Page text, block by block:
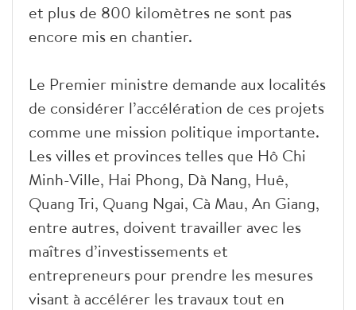
et plus de 800 kilomètres ne sont pas
encore mis en chantier.
Le Premier ministre demande aux localités
de considérer l’accélération de ces projets
comme une mission politique importante.
Les villes et provinces telles que Hô Chi
Minh-Ville, Hai Phong, Dà Nang, Huê,
Quang Tri, Quang Ngai, Cà Mau, An Giang,
entre autres, doivent travailler avec les
maîtres d’investissements et
entrepreneurs pour prendre les mesures
visant à accélérer les travaux tout en